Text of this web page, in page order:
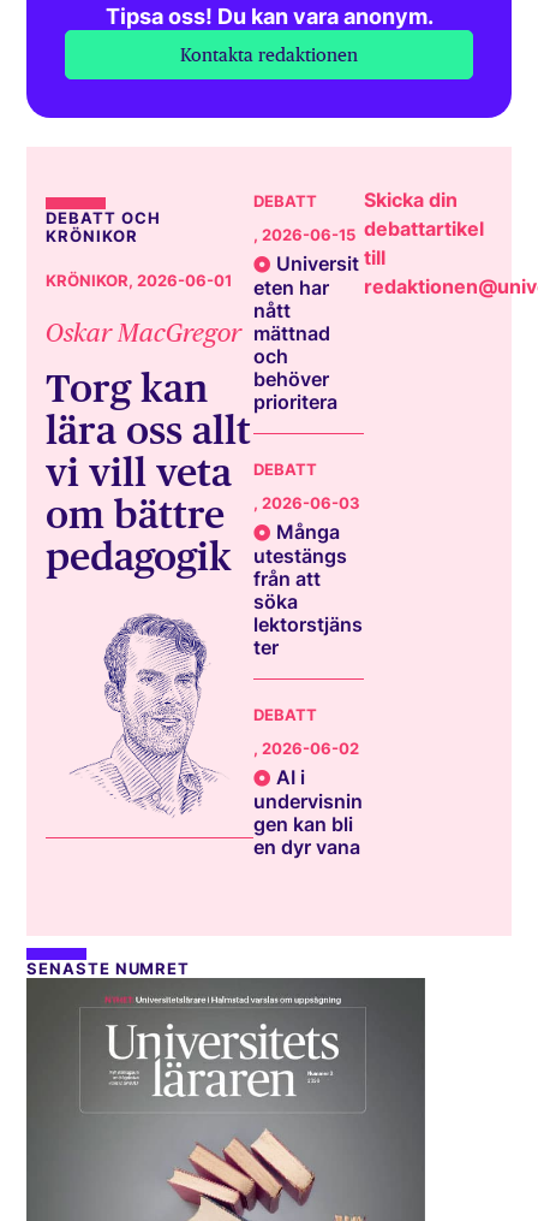
Tipsa oss! Du kan vara anonym.
Kontakta redaktionen
DEBATT OCH
KRÖNIKOR
KRÖNIKOR, 2026-06-01
Oskar MacGregor
Torg kan
lära oss allt
vi vill veta
om bättre
pedagogik
DEBATT
, 2026-06-15
Universit
eten har
nått
mättnad
och
behöver
prioritera
DEBATT
, 2026-06-03
Många
utestängs
från att
söka
lektorstjäns
ter
DEBATT
, 2026-06-02
AI i
undervisnin
gen kan bli
en dyr vana
Skicka din
debattartikel
till
SENASTE NUMRET